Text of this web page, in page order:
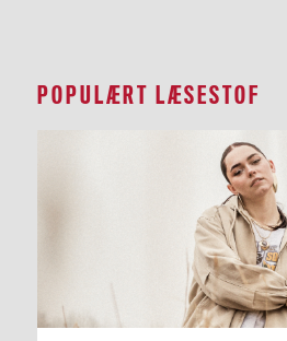
POPULÆRT LÆSESTOF